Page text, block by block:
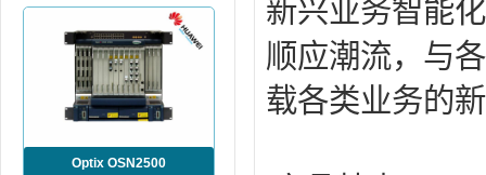
Optix OSN2500
新兴业务智能
顺应潮流，与
载各类业务的